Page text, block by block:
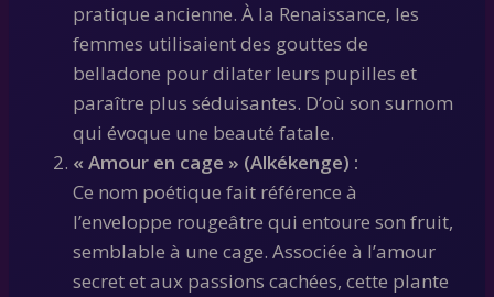
pratique ancienne. À la Renaissance, les
femmes utilisaient des gouttes de
belladone pour dilater leurs pupilles et
paraître plus séduisantes. D’où son surnom
qui évoque une beauté fatale.
« Amour en cage » (Alkékenge) :
Ce nom poétique fait référence à
l’enveloppe rougeâtre qui entoure son fruit,
semblable à une cage. Associée à l’amour
secret et aux passions cachées, cette plante